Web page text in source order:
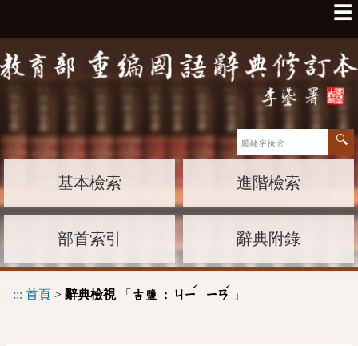
☰
基本檢索 進階檢索
部首索引 辭典附錄
::: 首頁 > 辭典檢視「 吉鹽 : ㄐㄧ
ˊ
ㄧㄢ
ˊ
」